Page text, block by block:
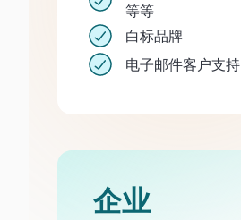
等等
白标品牌
电子邮件客户支持
企业